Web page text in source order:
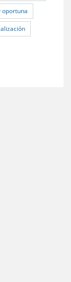
oportuna